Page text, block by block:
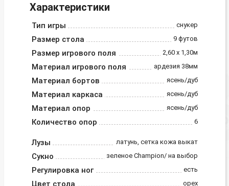
Характеристики
Тип игры снукер
Размер стола 9 футов
Размер игрового поля 2,60 х 1,30м
Материал игрового поля ардезия 38мм
Материал бортов ясень/дуб
Материал каркаса ясень/дуб
Материал опор ясень/дуб
Количество опор 6
Лузы латунь, сетка кожа выкат
Сукно зеленое Champion/ на выбор
Регулировка ног есть
Цвет стола орех